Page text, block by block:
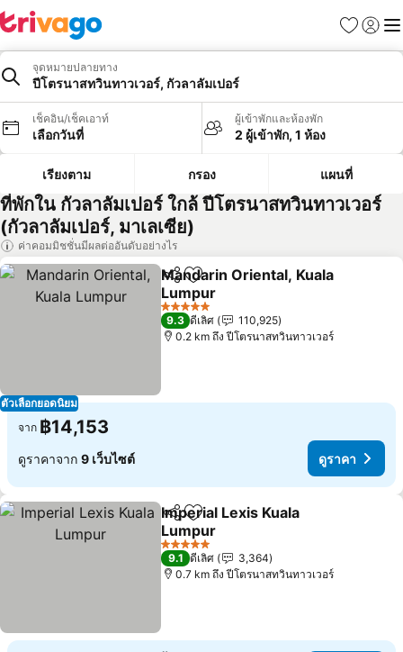
รายการโป
เข้าสู่ร
เมนู
จุดหมายปลายทาง
ปีโตรนาสทวินทาวเวอร์, กัวลาลัมเปอร์
เช็คอิน/เช็คเอาท์
เลือกวันที่
ผู้เข้าพักและห้องพัก
2 ผู้เข้าพัก, 1 ห้อง
เรียงตาม กรอง แผนที่
ที่พักใน กัวลาลัมเปอร์ ใกล้ ปีโตรนาสทวินทาวเวอร์
(กัวลาลัมเปอร์, มาเลเซีย)
ค่าคอมมิชชั่นมีผลต่ออันดับอย่างไร
ตัวเลือกยอดนิยม
แชร์ เพิ่มในรายการโปรด
Mandarin Oriental, Kuala
Lumpur
ดูราคา
5 ดาว
9.3 ดีเลิศ
110,925
0.2 km ถึง ปีโตรนาสทวินทาวเวอร์
จาก ฿14,153
ดูราคาจาก 9 เว็บไซต์ ดูราคา
แชร์ เพิ่มในรายการโปรด
Imperial Lexis Kuala
Lumpur
ดูราคา
5 ดาว
9.1 ดีเลิศ
3,364
0.7 km ถึง ปีโตรนาสทวินทาวเวอร์